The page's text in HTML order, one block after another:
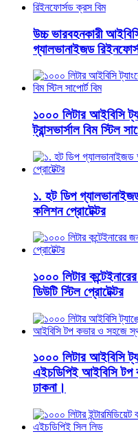
উচ্চ ভারবহনকারী
গ্যালভানাইজড
১০০০ লিটার আইবিসি
ট্রান্সভার্সাল বিম স্টিল
১. হট ডিপ
কলিশন প্রোটেক্টর
১০০০ লিটার
ডিউটি ​​স্টিল প্রোটেক্টর
১০০০ লিটার আইবিসি
এইচডিপিই আইবিসি টপ
ঢাকনা।